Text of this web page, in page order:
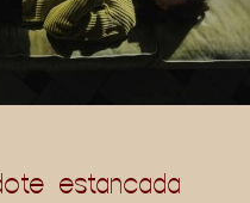
estancada